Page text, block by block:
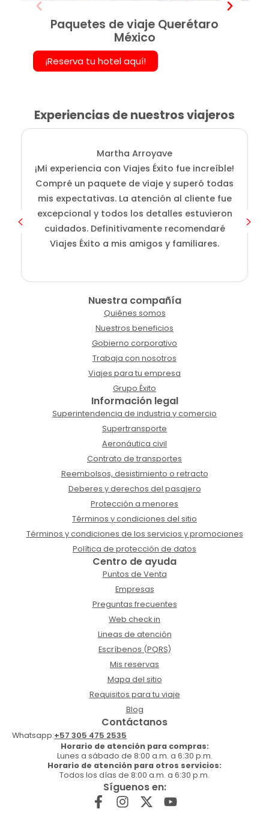
Paquetes de viaje Querétaro
México
¡Reserva tu hotel aquí!
Experiencias de nuestros viajeros
Martha Arroyave
¡Mi experiencia con Viajes Éxito fue increíble!
Compré un paquete de viaje y superó todas
mis expectativas. La atención al cliente fue
excepcional y todos los detalles estuvieron
cuidados. Definitivamente recomendaré
Viajes Éxito a mis amigos y familiares.
Nuestra compañía
Quiénes somos
Nuestros beneficios
Gobierno corporativo
Trabaja con nosotros
Viajes para tu empresa
Grupo Éxito
Información legal
Superintendencia de industria y comercio
Supertransporte
Aeronáutica civil
Contrato de transportes
Reembolsos, desistimiento o retracto
Deberes y derechos del pasajero
Protección a menores
Términos y condiciones del sitio
Términos y condiciones de los servicios y promociones
Política de protección de datos
Centro de ayuda
Puntos de Venta
Empresas
Preguntas frecuentes
Web check in
Lineas de atención
Escríbenos (PQRS)
Mis reservas
Mapa del sitio
Requisitos para tu viaje
Blog
Contáctanos
Whatsapp:+57 305 475 2535
Horario de atención para compras:
Lunes a sábado de 8:00 a.m. a 6:30 p.m.
Horario de atención para otros servicios:
Todos los días de 8:00 a.m. a 6:30 p.m.
Síguenos en: